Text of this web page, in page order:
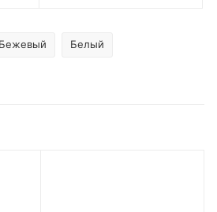
Бежевый Белый